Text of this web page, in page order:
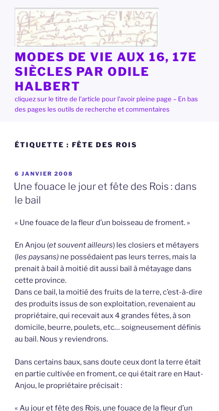
contenu
principal
MODES DE VIE AUX 16, 17E
SIÈCLES PAR ODILE
HALBERT
cliquez sur le titre de l'article pour l'avoir pleine page – En bas
des pages les outils de recherche et commentaires
ÉTIQUETTE : FÊTE DES ROIS
PUBLIÉ
LE
6 JANVIER 2008
Une fouace le jour et fête des Rois : dans
le bail
« Une fouace de la fleur d’un boisseau de froment. »
En Anjou (et souvent ailleurs) les closiers et métayers
(les paysans) ne possédaient pas leurs terres, mais la
prenait à bail à moitié dit aussi bail à métayage dans
cette province.
Dans ce bail, la moitié des fruits de la terre, c’est-à-dire
des produits issus de son exploitation, revenaient au
propriétaire, qui recevait aux 4 grandes fêtes, à son
domicile, beurre, poulets, etc… soigneusement définis
au bail. Nous y reviendrons.
Dans certains baux, sans doute ceux dont la terre était
en partie cultivée en froment, ce qui était rare en Haut-
Anjou, le propriétaire précisait :
« Au jour et fête des Rois, une fouace de la fleur d’un